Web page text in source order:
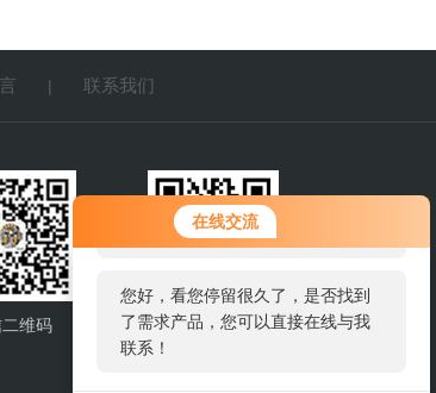
在线交流
您好！欢迎前来咨询，很高兴为您
服务，请问您要咨询什么问题呢？
您好，看您停留很久了，是否找到
了需求产品，您可以直接在线与我
联系！
| 联系我们
维码 网站二维码